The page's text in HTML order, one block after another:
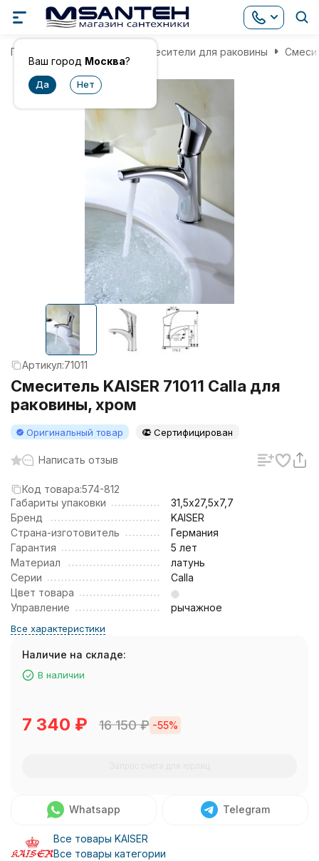
Ваш город Москва?
Главная Смесители для раковины
Артикул:71011
Смеситель KAISER 71011 Calla для
раковины, хром
Оригинальный товар Сертифицирован
Написать отзыв
Код товара:574-812
Габариты упаковки
31,5х27,5х7,7
Бренд
KAISER
Страна-изготовитель
Германия
Гарантия
5 лет
Материал
латунь
Серии
Calla
Цвет товара
Управление
рычажное
Все характеристики
Наличие на складе:
В наличии
7 340 ₽ 16 150₽ -55%
Whatsapp Telegram
Все товары KAISER
Все товары категории